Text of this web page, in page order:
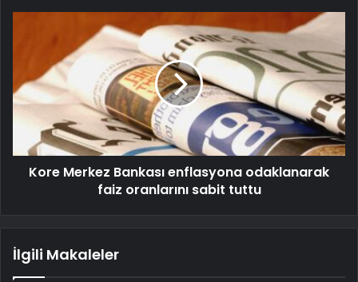
Kore Merkez Bankası enflasyona odaklanarak
faiz oranlarını sabit tuttu
İlgili Makaleler